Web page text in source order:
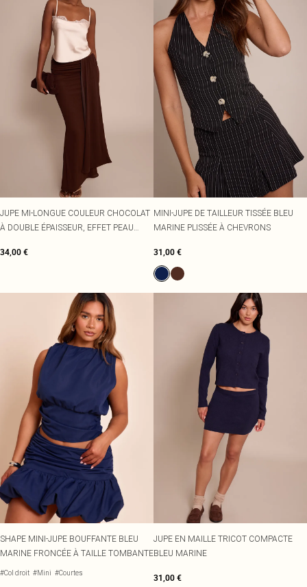
JUPE MI-LONGUE COULEUR CHOCOLAT
À DOUBLE ÉPAISSEUR, EFFET PEAU
34,00 €
MINI-JUPE DE TAILLEUR TISSÉE BLEU
MARINE PLISSÉE À CHEVRONS
31,00 €
SHAPE MINI-JUPE BOUFFANTE BLEU
MARINE FRONCÉE À TAILLE TOMBANTE
#Col droit #Mini #Courtes
JUPE EN MAILLE TRICOT COMPACTE
BLEU MARINE
31,00 €